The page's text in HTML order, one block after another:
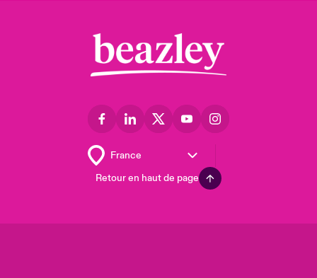
Retour en haut de page